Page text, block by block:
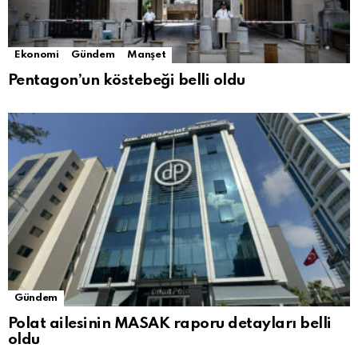
Ekonomi Gündem Manşet
Pentagon’un köstebeği belli oldu
Gündem
Polat ailesinin MASAK raporu detayları belli
oldu